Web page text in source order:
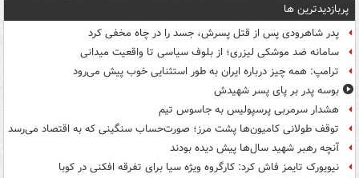
پربازدیدترین ها
پدر شاهرودی پس از قتل پسرش، جسد را در چاه مخفی کرد
سامانه ضد موشکی لیزری؛ از بلوف سیاسی تا واقعیت میدانی
ترامپ: همه چیز درباره ایران به طور استثنایی خوب پیش می‌رود
بوسه‌ پدر بر پای پسر شهیدش
هشدار سرمربی پرسپولیس به جاسوس تیم
توقف طولانی کامیون‌ها پشت مرز؛ صورت‌حساب سنگینی که به اقتصاد می‌رسد
آنچه رهبر شهید سال‌ها پیش دیده بودند
نیویورک تایمز فاش کرد: کارگروه ویژه سیا برای تفرقه افکنی در کوبا